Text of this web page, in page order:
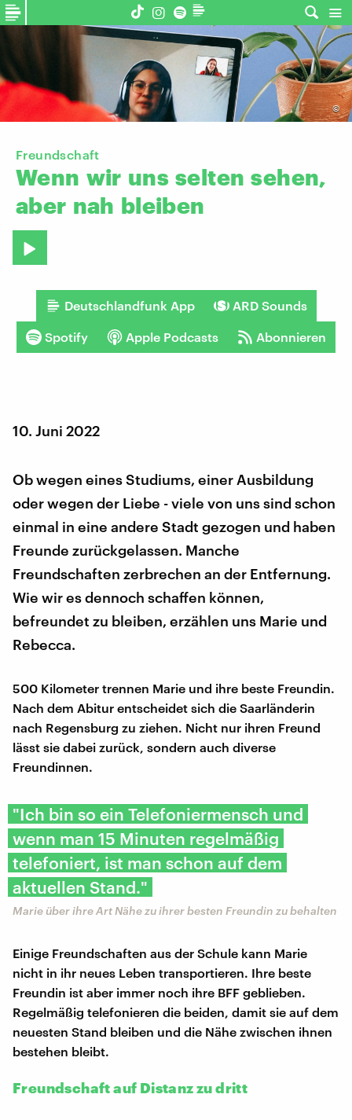
©
Freundschaft
Wenn wir uns selten sehen,
aber nah bleiben
Deutschlandfunk App ARD Sounds
Spotify Apple Podcasts Abonnieren
10. Juni 2022
Ob wegen eines Studiums, einer Ausbildung
oder wegen der Liebe - viele von uns sind schon
einmal in eine andere Stadt gezogen und haben
Freunde zurückgelassen. Manche
Freundschaften zerbrechen an der Entfernung.
Wie wir es dennoch schaffen können,
befreundet zu bleiben, erzählen uns Marie und
Rebecca.
500 Kilometer trennen Marie und ihre beste Freundin.
Nach dem Abitur entscheidet sich die Saarländerin
nach Regensburg zu ziehen. Nicht nur ihren Freund
lässt sie dabei zurück, sondern auch diverse
Freundinnen.
"Ich bin so ein Telefoniermensch und
wenn man 15 Minuten regelmäßig
telefoniert, ist man schon auf dem
aktuellen Stand."
Marie über ihre Art Nähe zu ihrer besten Freundin zu behalten
Einige Freundschaften aus der Schule kann Marie
nicht in ihr neues Leben transportieren. Ihre beste
Freundin ist aber immer noch ihre BFF geblieben.
Regelmäßig telefonieren die beiden, damit sie auf dem
neuesten Stand bleiben und die Nähe zwischen ihnen
bestehen bleibt.
Freundschaft auf Distanz zu dritt